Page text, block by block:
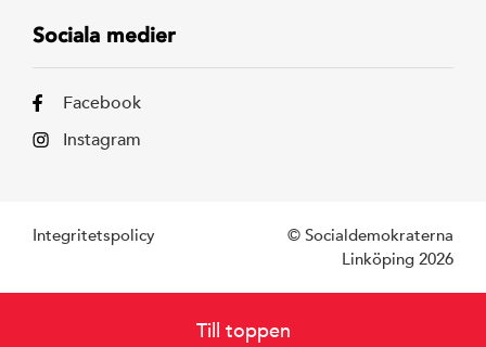
Sociala medier
Facebook
Instagram
Integritetspolicy
© Socialdemokraterna
Linköping 2026
Till toppen